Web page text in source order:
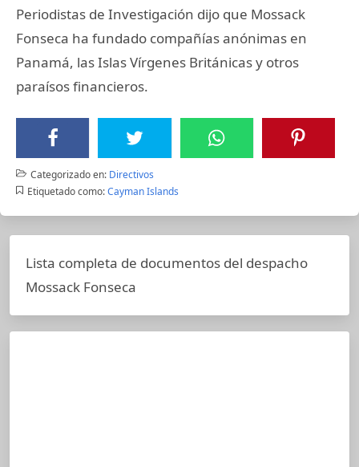
Periodistas de Investigación dijo que Mossack
Fonseca ha fundado compañías anónimas en
Panamá, las Islas Vírgenes Británicas y otros
paraísos financieros.
Categorizado en: Directivos
Etiquetado como: Cayman Islands
Lista completa de documentos del despacho
Mossack Fonseca